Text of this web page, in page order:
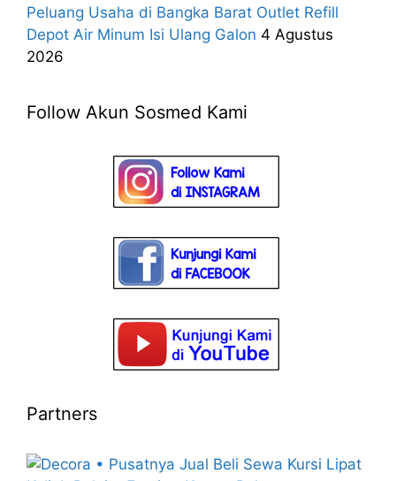
Peluang Usaha di Bangka Barat Outlet Refill
Depot Air Minum Isi Ulang Galon 4 Agustus
2026
Follow Akun Sosmed Kami
Partners